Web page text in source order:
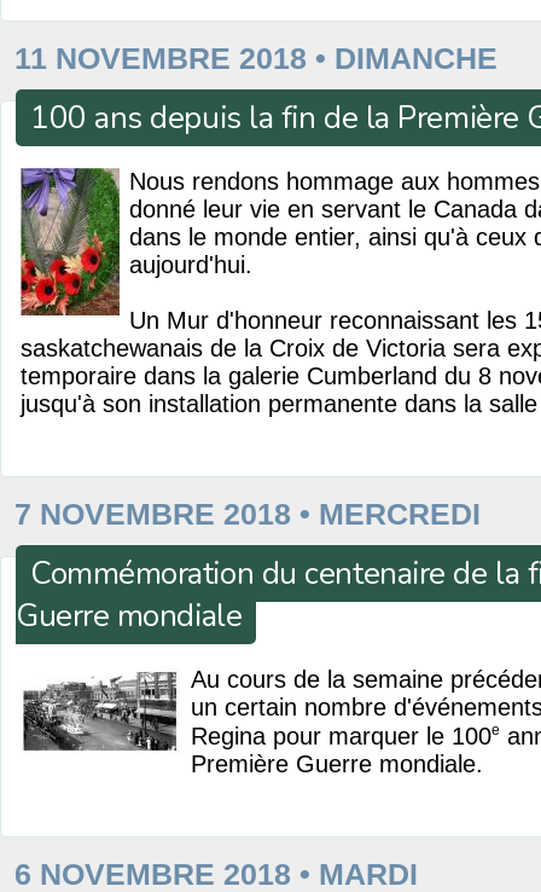
11 NOVEMBRE 2018 • DIMANCHE
100 ans depuis la fin de la Première
Nous rendons hommage aux
donné leur vie en servant le Canada
dans le monde entier, ainsi qu'à ceux
aujourd'hui.
Un Mur d'honneur reconnaissant les
saskatchewanais de la Croix de Victoria sera
temporaire dans la galerie Cumberland du 8
jusqu'à son installation permanente dans la
7 NOVEMBRE 2018 • MERCREDI
Commémoration du centenaire de la
Guerre mondiale
Au cours de la semaine
un certain nombre
Regina pour marquer le 100e
Première Guerre mondiale.
6 NOVEMBRE 2018 • MARDI